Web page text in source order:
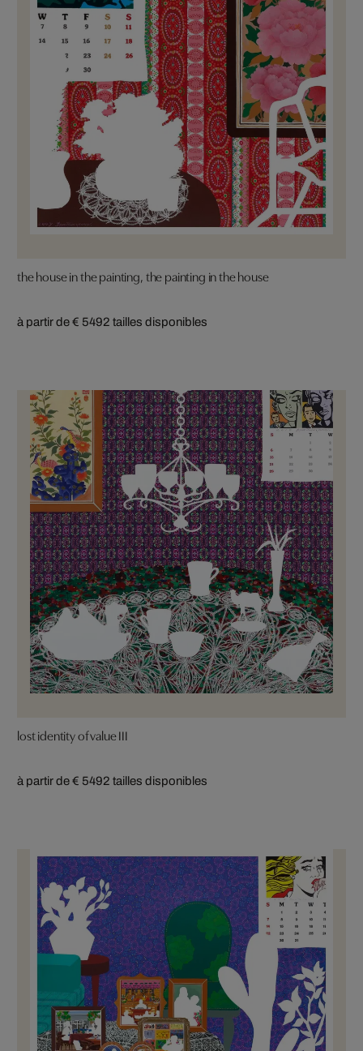
the house in the painting, the painting in the house
à partir de € 5492 tailles disponibles
lost identity of value III
à partir de € 5492 tailles disponibles